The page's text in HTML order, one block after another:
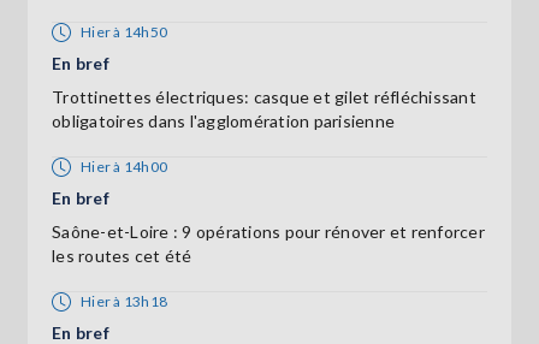
Hier à 14h50
En bref
Trottinettes électriques: casque et gilet réfléchissant
obligatoires dans l'agglomération parisienne
Hier à 14h00
En bref
Saône-et-Loire : 9 opérations pour rénover et renforcer
les routes cet été
Hier à 13h18
En bref